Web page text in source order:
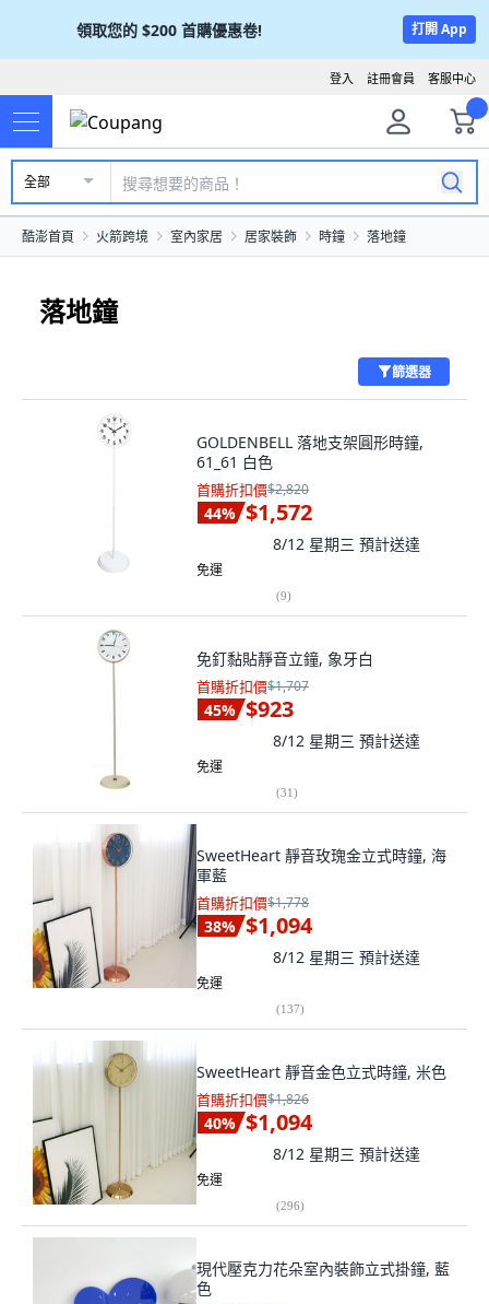
領取您的 $200 首購優惠卷! 打開 App
客服中心
註冊會員
登入
全部
酷澎首頁 火箭跨境 室內家居 居家裝飾 時鐘 落地鐘
落地鐘
篩選器
GOLDENBELL 落地支架圓形時鐘,
61_61 白色
首購折扣價$2,820
44% $1,572
8/12 星期三 預計送達
免運
(9)
免釘黏貼靜音立鐘, 象牙白
首購折扣價$1,707
45% $923
8/12 星期三 預計送達
免運
(31)
SweetHeart 靜音玫瑰金立式時鐘, 海
軍藍
首購折扣價$1,778
38% $1,094
8/12 星期三 預計送達
免運
(137)
SweetHeart 靜音金色立式時鐘, 米色
首購折扣價$1,826
40% $1,094
8/12 星期三 預計送達
免運
(296)
現代壓克力花朵室內裝飾立式掛鐘, 藍
色